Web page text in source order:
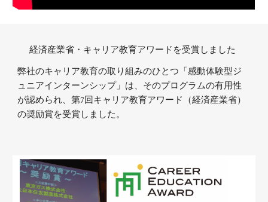
経済産業省・キャリア教育アワードを受賞しました
弊社のキャリア教育の取り組みのひとつ「感動体験型ジ
ュニアインターンシップ」は、そのプログラムの有用性
が認められ、第7回キャリア教育アワード（経済産業省）
の奨励賞を受賞しました。